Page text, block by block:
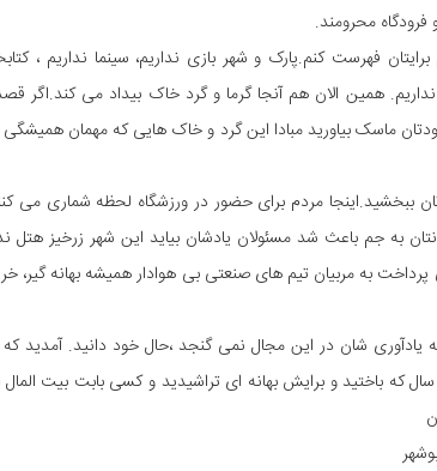
محرومند.
فهرست کنم.پارک و شهر بازی نداریم، سینما نداریم ،
همین الان هم آنجا گرما و گرد خاک بیداد می کند.اگر
ماسک بیاورید مبادا این گرد و خاک هایی که مهمان همیشگی
ببخشید.اینجا مردم برای حضور در ورزشگاه لحظه شماری می
به جم باعث شد مسئولان یادشان بیاید این شهر زرخیز هتل
پرداخت به مربیان تیم های صنعتی بی هوادار همیشه بهانه گیر،
یادآوری شان در این مجال نمی گنجد ،حال خود دانید. آمدید
باختید و برایش بهانه ای تراشیدید و کسی بابت بیت